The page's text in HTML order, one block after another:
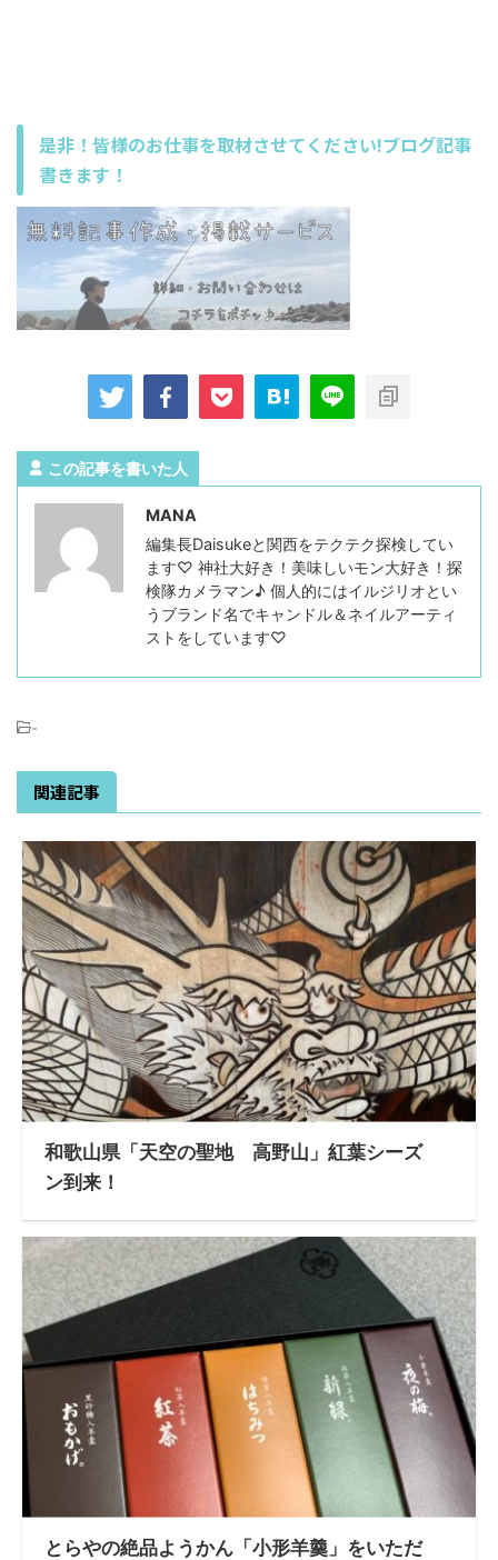
是非！皆様のお仕事を取材させてください!ブログ記事
書きます！
この記事を書いた人
MANA
編集長Daisukeと関西をテクテク探検してい
ます♡ 神社大好き！美味しいモン大好き！探
検隊カメラマン♪ 個人的にはイルジリオとい
うブランド名でキャンドル＆ネイルアーティ
ストをしています♡
-
関連記事
和歌山県「天空の聖地 高野山」紅葉シーズ
ン到来！
とらやの絶品ようかん「小形羊羹」をいただ